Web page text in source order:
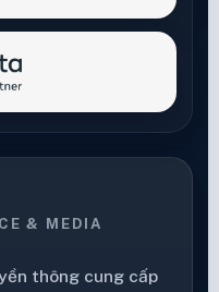
& MEDIA
thông cung cấp